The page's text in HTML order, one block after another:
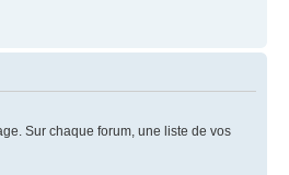
Sur chaque forum, une liste de vos